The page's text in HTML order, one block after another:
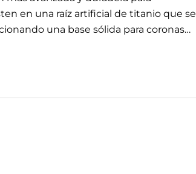
en una raíz artificial de titanio que se
una base sólida para coronas…